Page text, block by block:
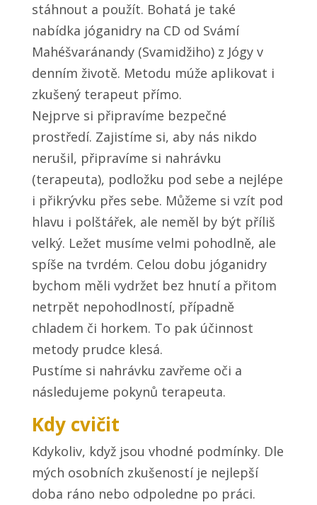
stáhnout a použít. Bohatá je také
nabídka jóganidry na CD od Svámí
Mahéšvaránandy (Svamidžiho) z Jógy v
denním životě. Metodu múže aplikovat i
zkušený terapeut přímo.
Nejprve si připravíme bezpečné
prostředí. Zajistíme si, aby nás nikdo
nerušil, připravíme si nahrávku
(terapeuta), podložku pod sebe a nejlépe
i přikrývku přes sebe. Můžeme si vzít pod
hlavu i polštářek, ale neměl by být příliš
velký. Ležet musíme velmi pohodlně, ale
spíše na tvrdém. Celou dobu jóganidry
bychom měli vydržet bez hnutí a přitom
netrpět nepohodlností, případně
chladem či horkem. To pak účinnost
metody prudce klesá.
Pustíme si nahrávku zavřeme oči a
následujeme pokynů terapeuta.
Kdy cvičit
Kdykoliv, když jsou vhodné podmínky. Dle
mých osobních zkušeností je nejlepší
doba ráno nebo odpoledne po práci.